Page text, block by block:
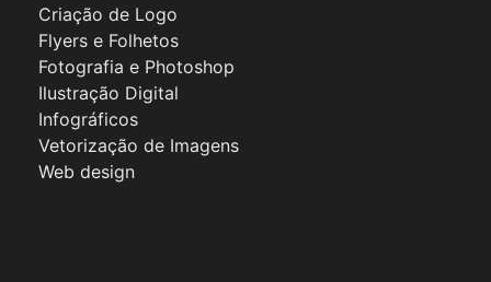
Criação de Logo
Flyers e Folhetos
Fotografia e Photoshop
Ilustração Digital
Infográficos
Vetorização de Imagens
Web design